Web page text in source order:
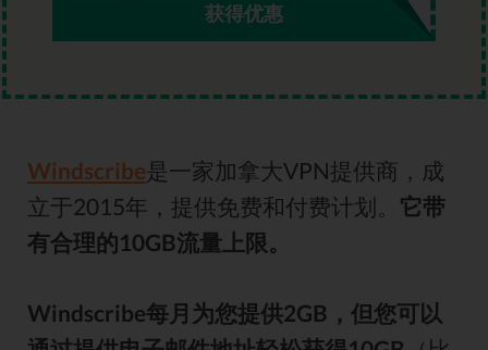
获得优惠
Windscribe是一家加拿大VPN提供商，成
立于2015年，提供免费和付费计划。 它带
有合理的10GB流量上限。
Windscribe每月为您提供2GB，但您可以